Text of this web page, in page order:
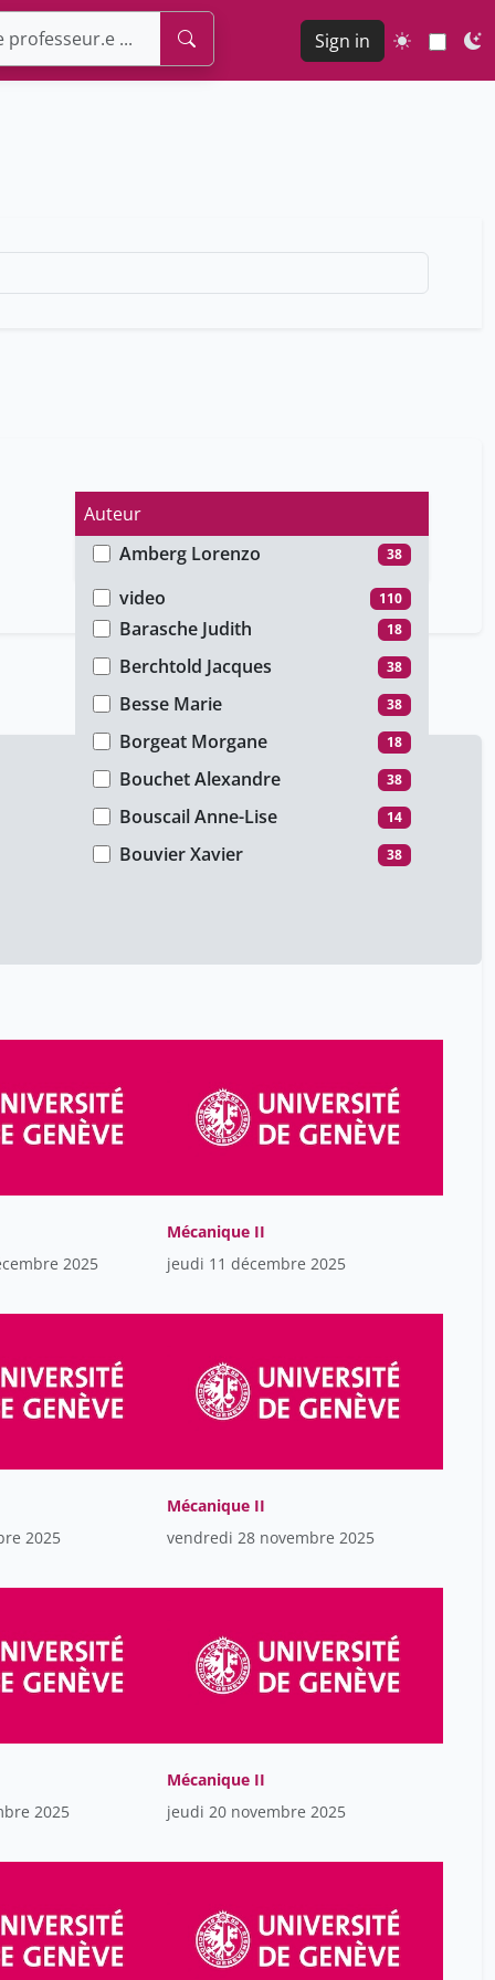
Sign in
Auteur
Amberg Lorenzo
38
Bacqué Bertrand 38
Barasche Judith 18
Berchtold Jacques 38
Besse Marie 38
Borgeat Morgane 18
Bouchet Alexandre 38
Bouscail Anne-Lise 14
Bouvier Xavier 38
Calinescu Ana 18
Chetail Vincent 38
Cimorelli Valeria 18
Coppin Géraldine
Courvoisier Thierry 38
DEONNA Julien
De Mul Aurélie
Dubois-dit-Bonclaude
Stéphane
38
Favet Jocelyne
Fracasso Tony
Frei Constance 38
Ghinescu Cristian 18
Gorostidi François 18
Gretz Mélanie
Hagemann Hans-Rudolf
Hostettman Kurt 38
Hurst-Majno Samia 38
Hüppi Petra 18
Type de média
video
110
2025
Mécanique II
jeudi 11 décembre 2025
2025
Mécanique II
vendredi 28 novembre 2025
2025
Mécanique II
jeudi 20 novembre 2025